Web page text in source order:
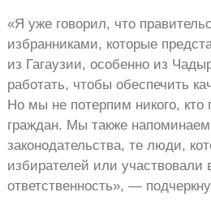
«Я уже говорил, что
избранниками, которые
из Гагаузии, особенно из
работать, чтобы обеспечить
Но мы не потерпим никого, кто
граждан. Мы также
законодательства, те люди,
избирателей или участвовали
ответственность», —